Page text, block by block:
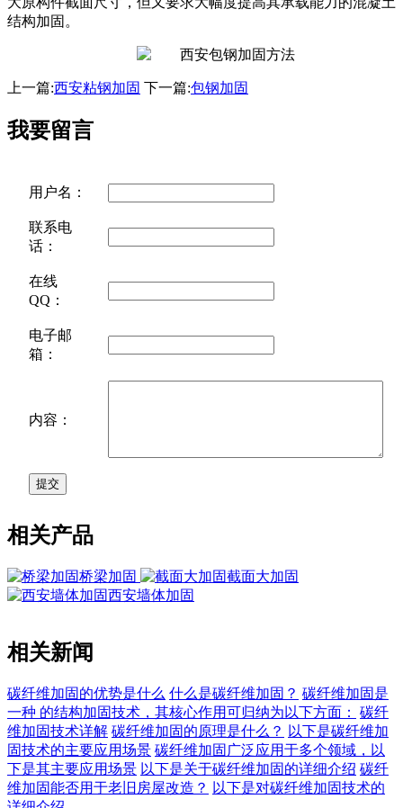
结构加固。
上一篇:西安粘钢加固 下一篇:包钢加固
我要留言
用户名：
联系电
话：
在线
QQ：
电子邮
箱：
内容：
相关产品
桥梁加固
截面大加固
西安墙体加固
相关新闻
碳纤维加固的优势是什么 什么是碳纤维加固？ 碳纤维加固是
一种 的结构加固技术，其核心作用可归纳为以下方面：
碳纤
维加固技术详解 碳纤维加固的原理是什么？
以下是碳纤维加
固技术的主要应用场景 碳纤维加固广泛应用于多个领域，以
下是其主要应用场景 以下是关于碳纤维加固的详细介绍 碳纤
维加固能否用于老旧房屋改造？
以下是对碳纤维加固技术的